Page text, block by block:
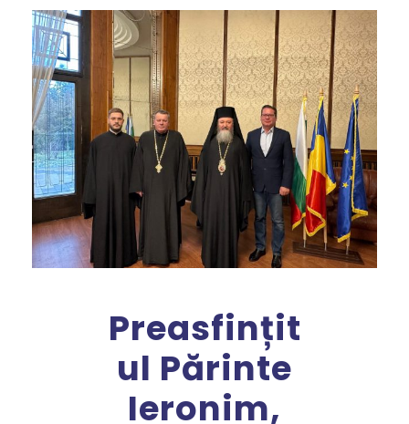
Preasfințit
ul Părinte
Ieronim,